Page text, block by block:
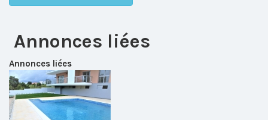
Annonces liées
Annonces liées